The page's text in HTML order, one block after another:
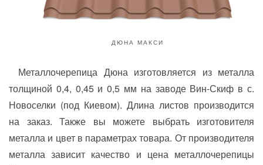
ДЮНА МАКСИ
Металлочерепица Дюна изготовляется из металла
толщиной 0,4, 0,45 и 0,5 мм на заводе Вин-Скиф в с.
Новоселки (под Киевом). Длина листов производится
на заказ. Также вы можете выбрать изготовителя
металла и цвет в параметрах товара. От производителя
металла зависит качество и цена металлочерепицы